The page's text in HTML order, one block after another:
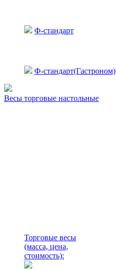
Ф-стандарт
Ф-стандарт(Гастроном)
Весы торговые настольные
Торговые весы
(масса, цена,
стоимость):